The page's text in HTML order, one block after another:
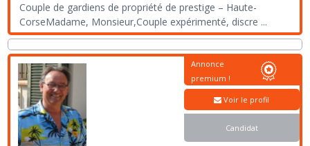
Couple de gardiens de propriété de prestige – Haute-
CorseMadame, Monsieur,Couple expérimenté, discre ...
Annonce
premium !
Voir le profil
Candidat